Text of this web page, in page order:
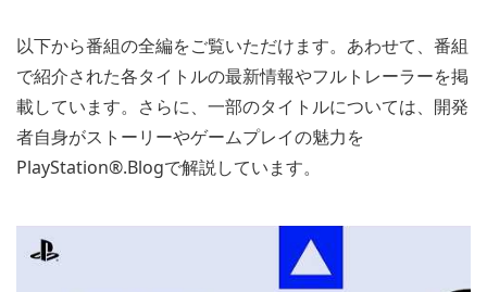
以下から番組の全編をご覧いただけます。あわせて、番組
で紹介された各タイトルの最新情報やフルトレーラーを掲
載しています。さらに、一部のタイトルについては、開発
者自身がストーリーやゲームプレイの魅力を
PlayStation®.Blogで解説しています。